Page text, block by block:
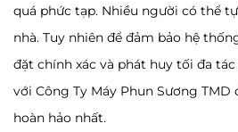
quá phức tạp. Nhiều người có thể
nhà. Tuy nhiên để đảm bảo hệ
đặt chính xác và phát huy tối đa
với Công Ty Máy Phun Sương
hoàn hảo nhất.